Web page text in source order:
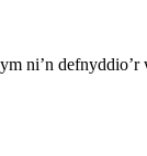
ni’n